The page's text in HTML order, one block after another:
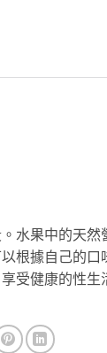
水果中的天
根據自己的
受健康的性生